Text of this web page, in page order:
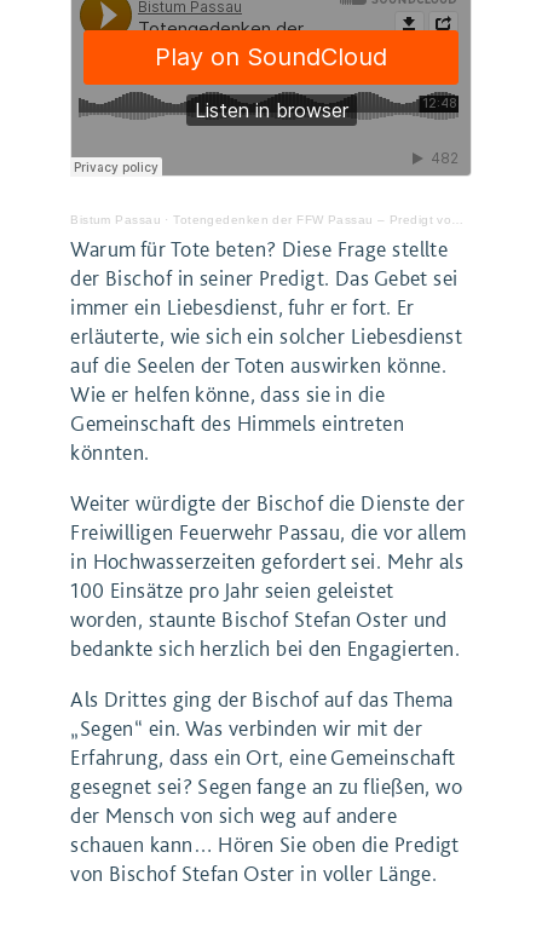
Bistum Passau ·Totengedenken der FFW Passau – Predigt von Bischof Oster
Warum für Tote beten? Diese Frage stellte
der Bischof in seiner Predigt. Das Gebet sei
immer ein Liebesdienst, fuhr er fort. Er
erläuterte, wie sich ein solcher Liebesdienst
auf die Seelen der Toten auswirken könne.
Wie er helfen könne, dass sie in die
Gemeinschaft des Himmels eintreten
könnten.
Weiter würdigte der Bischof die Dienste der
Freiwilligen Feuerwehr Passau, die vor allem
in Hochwasserzeiten gefordert sei. Mehr als
100 Einsätze pro Jahr seien geleistet
worden, staunte Bischof Stefan Oster und
bedankte sich herzlich bei den Engagierten.
Als Drittes ging der Bischof auf das Thema
„Segen“ ein. Was verbinden wir mit der
Erfahrung, dass ein Ort, eine Gemeinschaft
gesegnet sei? Segen fange an zu fließen, wo
der Mensch von sich weg auf andere
schauen kann… Hören Sie oben die Predigt
von Bischof Stefan Oster in voller Länge.